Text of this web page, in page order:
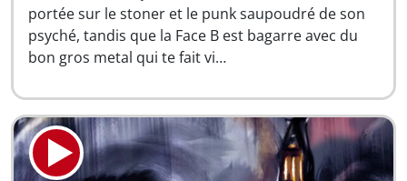
portée sur le stoner et le punk saupoudré de son
psyché, tandis que la Face B est bagarre avec du
bon gros metal qui te fait vi…